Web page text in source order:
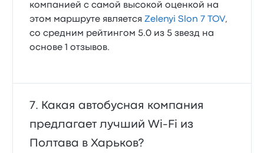
компанией с самой высокой оценкой на
этом маршруте являетсяZelenyi Slon 7 TOV,
со средним рейтингом 5.0 из 5 звезд на
основе 1 отзывов.
Какая автобусная компания
предлагает лучший Wi‑Fi из
Полтава в Харьков?